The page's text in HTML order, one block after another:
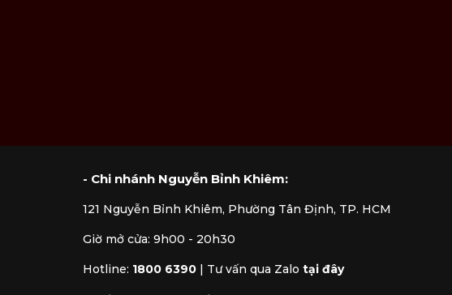
- Chi nhánh Nguyễn Bỉnh Khiêm:
121 Nguyễn Bỉnh Khiêm, Phường Tân Định, TP. HCM
Giờ mở cửa: 9h00 - 20h30
Hotline: 1800 6390 | Tư vấn qua Zalo tại đây